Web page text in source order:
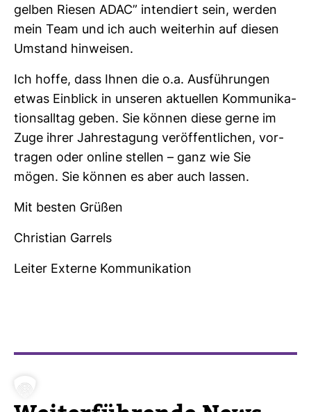
gelben Riesen ADAC” inten­diert sein, werden
mein Team und ich auch wei­terhin auf diesen
Umstand hin­weisen.
Ich hoffe, dass Ihnen die o.a. Aus­füh­rungen
etwas Ein­blick in unseren aktu­ellen Kom­mu­ni­ka­
ti­ons­alltag geben. Sie können diese gerne im
Zuge ihrer Jah­res­ta­gung ver­öf­fent­li­chen, vor­
tragen oder online stellen – ganz wie Sie
mögen. Sie können es aber auch lassen.
Mit besten Grüßen
Chris­tian Gar­rels
Leiter Externe Kom­mu­ni­ka­tion